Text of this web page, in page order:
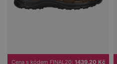
Cena s kódem FINAL20: 1439.20 Kč